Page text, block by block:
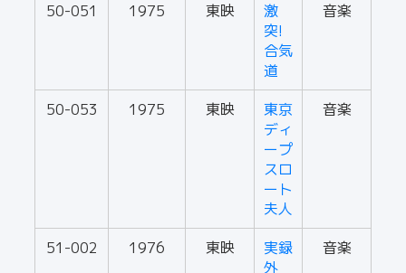
50-051 1975 東映
激
突!
合気
道
音楽
50-053 1975 東映
東京
ディ
ープ
スロ
ート
夫人
音楽
51-002 1976 東映
実録
外
音楽